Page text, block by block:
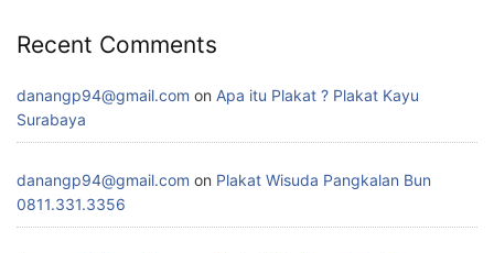
Recent Comments
danangp94@gmail.com on Apa itu Plakat ? Plakat Kayu
Surabaya
danangp94@gmail.com on Plakat Wisuda Pangkalan Bun
0811.331.3356